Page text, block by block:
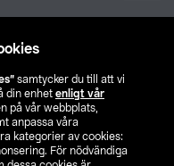
samtycker du till att vi
din enhet enligt vår
på vår webbplats,
anpassa våra
kategorier av cookies:
För nödvändiga